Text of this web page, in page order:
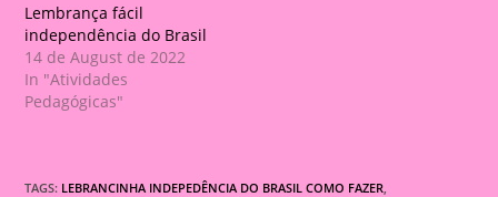
Lembrança fácil
independência do Brasil
14 de August de 2022
In "Atividades
Pedagógicas"
TAGS: LEBRANCINHA INDEPEDÊNCIA DO BRASIL COMO FAZER